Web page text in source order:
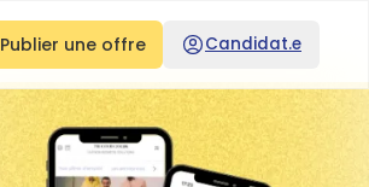
Publier une offre Candidat.e